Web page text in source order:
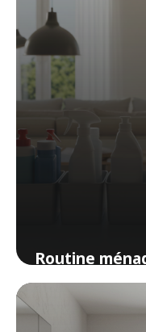
Routine
propre en 20
12 avril 2026